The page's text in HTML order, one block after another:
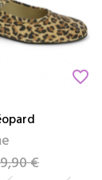
favorite_border
€